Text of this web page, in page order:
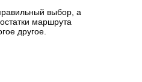
выбор, а
маршрута
другое.